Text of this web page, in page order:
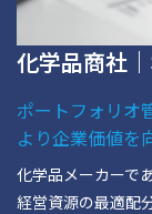
化学品商社
ポートフォリオ
より企業価値を
化学品メーカーで
経営資源の最適配